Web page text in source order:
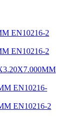
EN10216-2
EN10216-2
EN10216-
EN10216-2